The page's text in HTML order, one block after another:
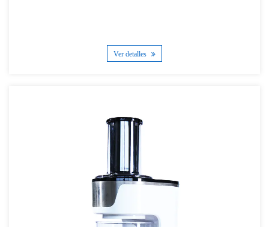
Ver detalles